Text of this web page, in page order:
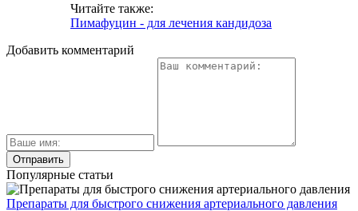
Читайте также:
Пимафуцин - для лечения кандидоза
Добавить комментарий
Популярные статьи
Препараты для быстрого снижения артериального давления